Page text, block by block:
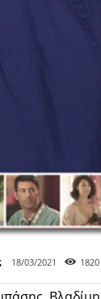
18/03/2021 1820